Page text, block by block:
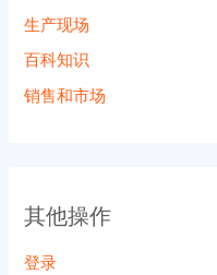
生产现场
百科知识
销售和市场
其他操作
登录